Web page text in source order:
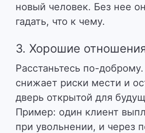
новый человек. Без нее
гадать, что к чему.
3. Хорошие
Расстаньтесь по-
снижает риски мести и
дверь открытой для
Пример: один клиент
при увольнении, и через